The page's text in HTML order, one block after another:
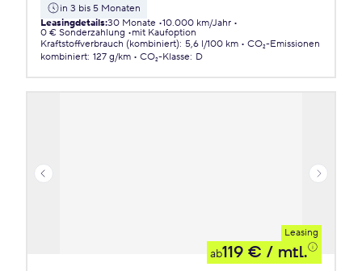
in 3 bis 5 Monaten
Leasingdetails:30 Monate 10.000 km/Jahr
0 € Sonderzahlung
mit Kaufoption
Kraftstoffverbrauch (kombiniert): 5,6 l/100 km
CO₂-Emissionen
kombiniert: 127 g/km CO₂-Klasse: D
Leasing
ab119 € / mtl.